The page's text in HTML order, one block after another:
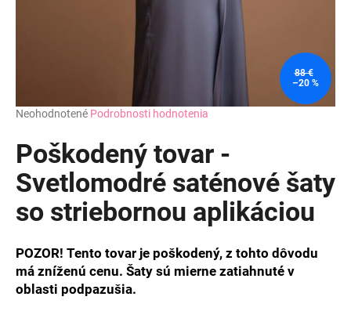
Priemerné
produktu
je
0,0
z
hviezdičiek.
Neohodnotené Podrobnosti hodnotenia
Poškodený tovar -
Svetlomodré saténové šaty
so striebornou aplikáciou
POZOR! Tento tovar je poškodený, z tohto dôvodu
má zníženú cenu. Šaty sú mierne zatiahnuté v
oblasti podpazušia.
88 €
–20 %